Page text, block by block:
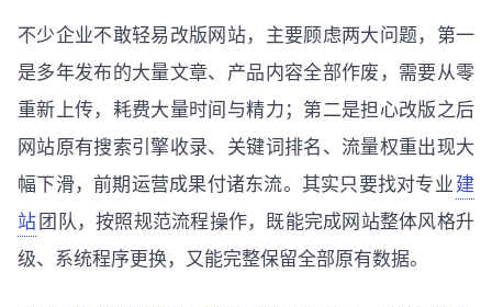
不少企业不敢轻易改版网站，主要顾虑两大问题，第一
是多年发布的大量文章、产品内容全部作废，需要从零
重新上传，耗费大量时间与精力；第二是担心改版之后
网站原有搜索引擎收录、关键词排名、流量权重出现大
幅下滑，前期运营成果付诸东流。其实只要找对专业 建
站 团队，按照规范流程操作，既能完成网站整体风格升
级、系统程序更换，又能完整保留全部原有数据。